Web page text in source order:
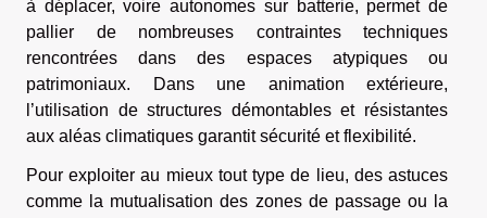
à déplacer, voire autonomes sur batterie, permet de
pallier de nombreuses contraintes techniques
rencontrées dans des espaces atypiques ou
patrimoniaux. Dans une animation extérieure,
l’utilisation de structures démontables et résistantes
aux aléas climatiques garantit sécurité et flexibilité.
Pour exploiter au mieux tout type de lieu, des astuces
comme la mutualisation des zones de passage ou la